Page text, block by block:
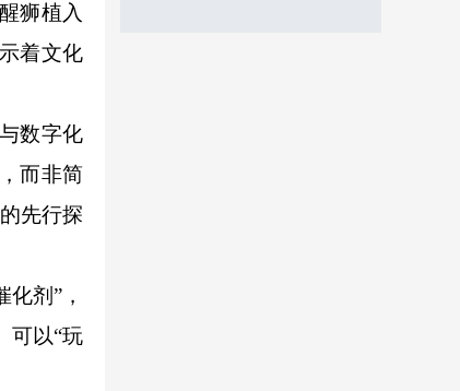
狮植入
着文化
数字化
而非简
先行探
剂”，
可以“玩